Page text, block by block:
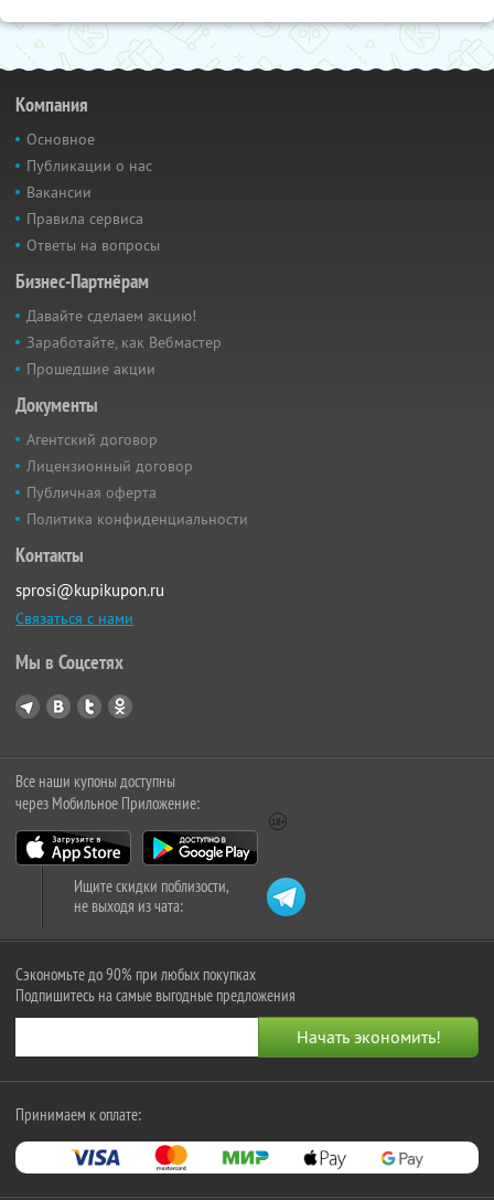
Компания
Основное
Публикации о нас
Вакансии
Правила сервиса
Ответы на вопросы
Бизнес-Партнёрам
Давайте сделаем акцию!
Заработайте, как Вебмастер
Прошедшие акции
Документы
Агентский договор
Лицензионный договор
Публичная оферта
Политика конфиденциальности
Контакты
sprosi@kupikupon.ru
Связаться с нами
Мы в Соцсетях
Все наши купоны доступны
через Мобильное Приложение:
Ищите скидки поблизости,
не выходя из чата:
Сэкономьте до 90% при любых покупках
Подпишитесь на самые выгодные предложения
Принимаем к оплате: